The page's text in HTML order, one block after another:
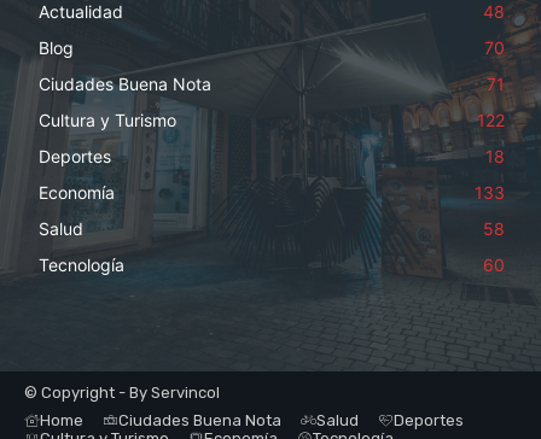
Actualidad
48
Blog
70
Ciudades Buena Nota
71
Cultura y Turismo
122
Deportes
18
Economía
133
Salud
58
Tecnología
60
© Copyright - By Servincol
Home
Ciudades Buena Nota Salud
Deportes